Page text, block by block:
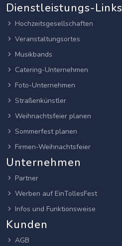
Dienstleistungs-Links
Hochzeitsgesellschaften
Veranstaltungsortes
Musikbands
Catering-Unternehmen
Foto-Unternehmen
Straßenkünstler
Weihnachtsfeier planen
Sommerfest planen
Firmen-Weihnachtsfeier
Unternehmen
Partner
Werben auf EinTollesFest
Infos und Funktionsweise
Kunden
AGB